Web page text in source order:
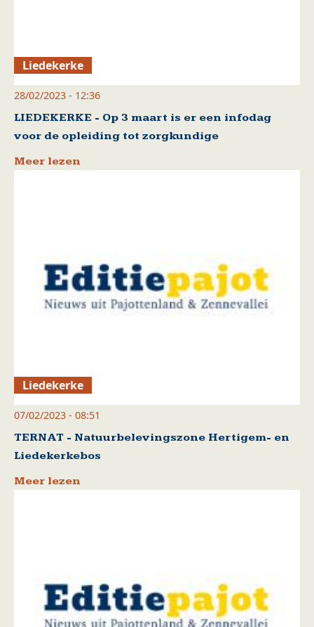
Liedekerke
28/02/2023 - 12:36
LIEDEKERKE - Op 3 maart is er een infodag
voor de opleiding tot zorgkundige
Meer lezen
Liedekerke
07/02/2023 - 08:51
TERNAT - Natuurbelevingszone Hertigem- en
Liedekerkebos
Meer lezen